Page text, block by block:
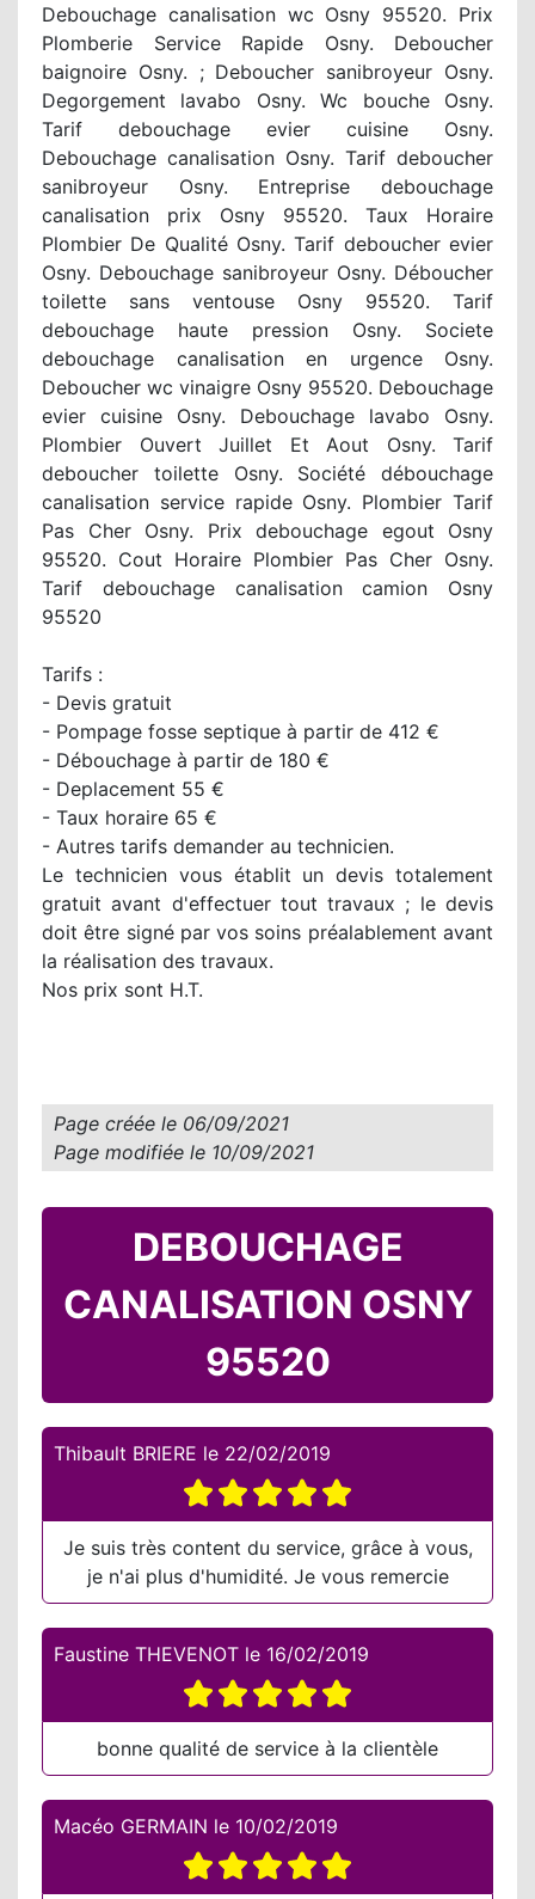
Debouchage canalisation wc Osny 95520. Prix
Plomberie Service Rapide Osny. Deboucher
baignoire Osny. ; Deboucher sanibroyeur Osny.
Degorgement lavabo Osny. Wc bouche Osny.
Tarif debouchage evier cuisine Osny.
Debouchage canalisation Osny. Tarif deboucher
sanibroyeur Osny. Entreprise debouchage
canalisation prix Osny 95520. Taux Horaire
Plombier De Qualité Osny. Tarif deboucher evier
Osny. Debouchage sanibroyeur Osny. Déboucher
toilette sans ventouse Osny 95520. Tarif
debouchage haute pression Osny. Societe
debouchage canalisation en urgence Osny.
Deboucher wc vinaigre Osny 95520. Debouchage
evier cuisine Osny. Debouchage lavabo Osny.
Plombier Ouvert Juillet Et Aout Osny. Tarif
deboucher toilette Osny. Société débouchage
canalisation service rapide Osny. Plombier Tarif
Pas Cher Osny. Prix debouchage egout Osny
95520. Cout Horaire Plombier Pas Cher Osny.
Tarif debouchage canalisation camion Osny
95520
Tarifs :
- Devis gratuit
- Pompage fosse septique à partir de 412 €
- Débouchage à partir de 180 €
- Deplacement 55 €
- Taux horaire 65 €
- Autres tarifs demander au technicien.
Le technicien vous établit un devis totalement
gratuit avant d'effectuer tout travaux ; le devis
doit être signé par vos soins préalablement avant
la réalisation des travaux.
Nos prix sont H.T.
Page créée le 06/09/2021
Page modifiée le 10/09/2021
DEBOUCHAGE
CANALISATION OSNY
95520
Thibault BRIERE le 22/02/2019
Je suis très content du service, grâce à vous,
je n'ai plus d'humidité. Je vous remercie
Faustine THEVENOT le 16/02/2019
bonne qualité de service à la clientèle
Macéo GERMAIN le 10/02/2019